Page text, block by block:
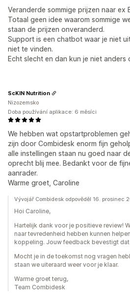
Veranderde sommige prijzen naar ex
Totaal geen idee waarom sommige
staan de prijzen onveranderd.
Support is een chatbot waar je niet
niet te vinden.
Echt slecht en dan kun je niet anders
We hebben wat opstartproblemen
zijn door Combidesk enorm fijn
alle instellingen staan nu goed naar
oprecht blij mee. Bedankt voor de
aanrader.
Warme groet, Caroline
ScKIN Nutrition
Nizozemsko
Doba používání aplikace: 6 měsíci
Vývojář Combidesk odpověděl 16. prosinec
Hoi Caroline,
Hartelijk dank voor je positieve review!
naar tevredenheid hebben kunnen
koppeling. Jouw feedback bevestigt
Mocht je in de toekomst nog vragen
staan we uiteraard weer voor je klaar.
Warme groet terug,
Team Combidesk